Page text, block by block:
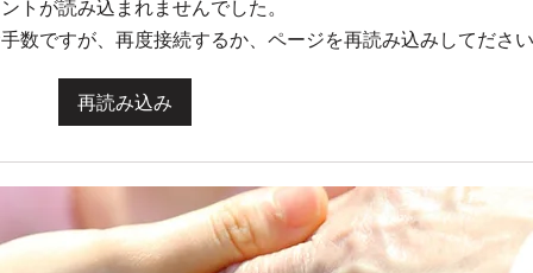
トが読み込まれませんでした。
数ですが、再度接続するか、ページを再読み込みしてださ
再読み込み